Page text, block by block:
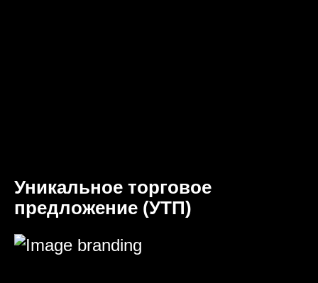
Уникальное торговое
предложение (УТП)